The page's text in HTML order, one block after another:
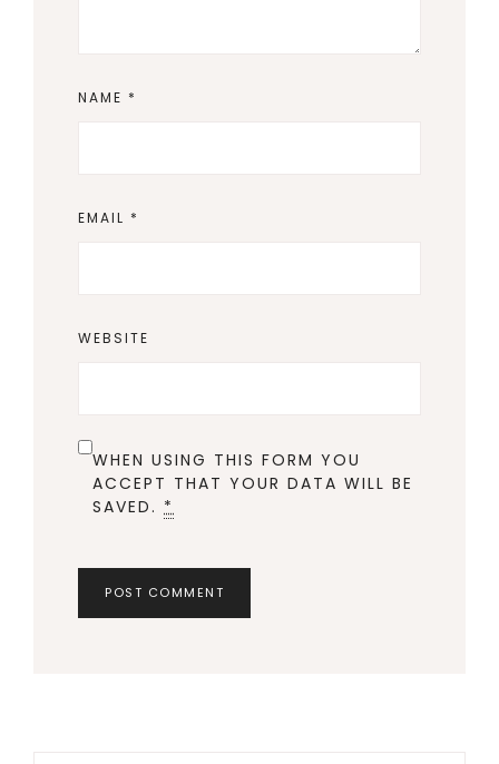
NAME *
EMAIL *
WEBSITE
WHEN USING THIS FORM YOU
ACCEPT THAT YOUR DATA WILL BE
SAVED. *